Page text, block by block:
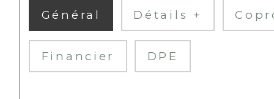
Général Détails +
Financier DPE